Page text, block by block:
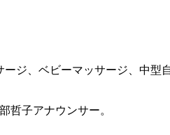
ジ、ベビーマッサージ、中型
哲子アナウンサー。